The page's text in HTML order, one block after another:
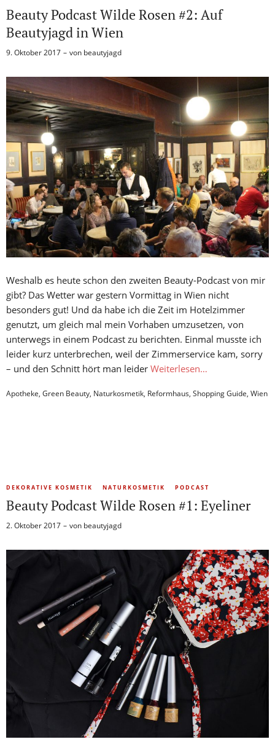
Beauty Podcast Wilde Rosen #2: Auf
Beautyjagd in Wien
9. Oktober 2017 von beautyjagd
Weshalb es heute schon den zweiten Beauty-Podcast von mir
gibt? Das Wetter war gestern Vormittag in Wien nicht
besonders gut! Und da habe ich die Zeit im Hotelzimmer
genutzt, um gleich mal mein Vorhaben umzusetzen, von
unterwegs in einem Podcast zu berichten. Einmal musste ich
leider kurz unterbrechen, weil der Zimmerservice kam, sorry
– und den Schnitt hört man leider Weiterlesen…
Apotheke, Green Beauty, Naturkosmetik, Reformhaus, Shopping Guide, Wien
DEKORATIVE KOSMETIK NATURKOSMETIK PODCAST
Beauty Podcast Wilde Rosen #1: Eyeliner
2. Oktober 2017 von beautyjagd